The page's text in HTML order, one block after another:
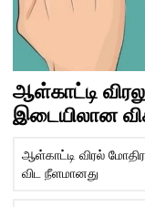
ஆள்காட்டி
இடையிலான
ஆள்காட்டி விரல்
விட நீளமானது